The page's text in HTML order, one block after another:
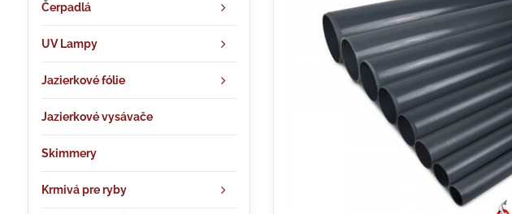
Čerpadlá
UV Lampy
Jazierkové fólie
Jazierkové vysávače
Skimmery
Krmivá pre ryby